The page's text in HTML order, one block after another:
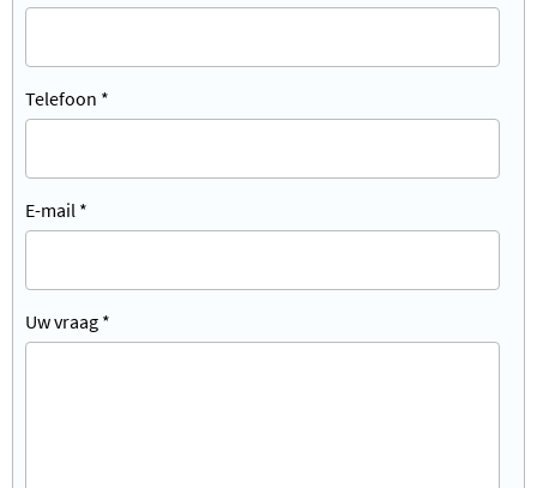
Telefoon *
E-mail *
Uw vraag *